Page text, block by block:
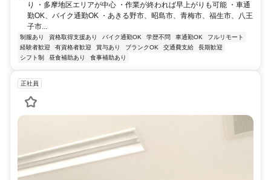
り ・多摩地区エリアが中心 ・作業が終われば早上がりも可能 ・車通
勤OK、バイク通勤OK ・あきる野市、昭島市、青梅市、福生市、八王
子市...
制服あり 資格取得支援あり バイク通勤OK 学歴不問 車通勤OK
フルリモート
経験者歓迎
有資格者歓迎 賞与あり ブランクOK 交通費支給
長期歓迎
シフト制
昼食補助あり 食事補助あり
正社員